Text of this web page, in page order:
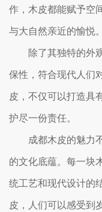
作，木皮都能赋予空
与大自然亲近的愉悦。
除了其独特的外
保性，符合现代人们
皮，不仅可以打造具
护尽一份责任。
成都木皮的魅力
的文化底蕴。每一块
统工艺和现代设计的
皮，人们可以感受到